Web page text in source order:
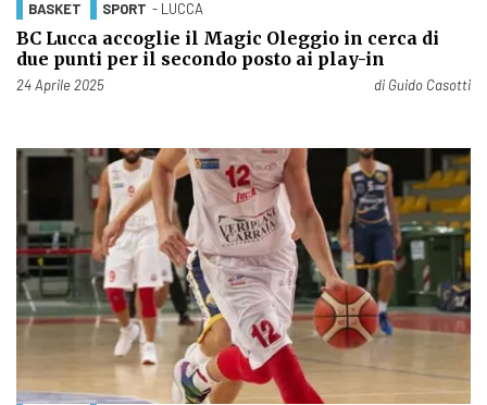
BASKET SPORT - LUCCA
BC Lucca accoglie il Magic Oleggio in cerca di
due punti per il secondo posto ai play-in
Pubblicato il
24 Aprile 2025 di Guido Casotti